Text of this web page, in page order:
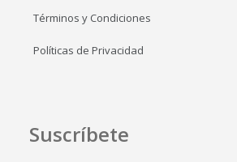
Términos y Condiciones
Políticas de Privacidad
Suscríbete